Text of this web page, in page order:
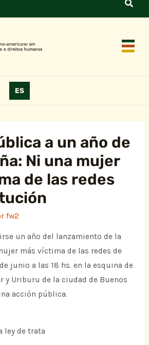
ES
a un año de
Ni una mujer
de las redes
fw2
un año del lanzamiento de la
más víctima de las redes de
junio a las 18 hs. en la esquina de
y Uriburu de la ciudad de Buenos
acción pública.
ley de trata